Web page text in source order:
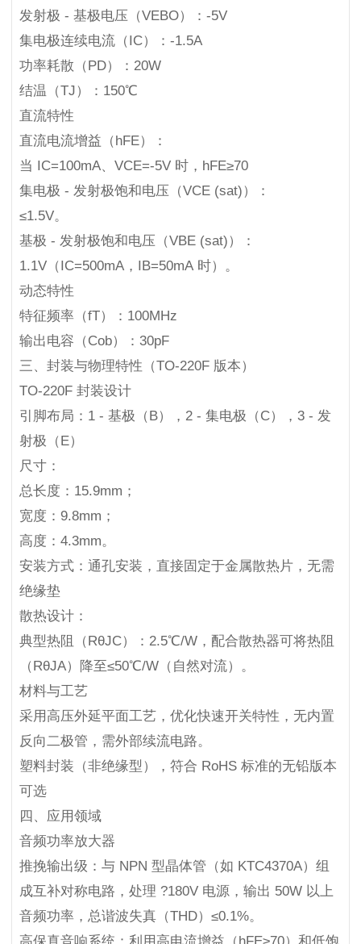
发射极 - 基极电压（VEBO）：-5V
集电极连续电流（IC）：-1.5A
功率耗散（PD）：20W
结温（TJ）：150℃
直流特性
直流电流增益（hFE）：
当 IC=100mA、VCE=-5V 时，hFE≥70
集电极 - 发射极饱和电压（VCE (sat)）：
≤1.5V。
基极 - 发射极饱和电压（VBE (sat)）：
1.1V（IC=500mA，IB=50mA 时）。
动态特性
特征频率（fT）：100MHz
输出电容（Cob）：30pF
三、封装与物理特性（TO-220F 版本）
TO-220F 封装设计
引脚布局：1 - 基极（B），2 - 集电极（C），3 - 发
射极（E）
尺寸：
总长度：15.9mm；
宽度：9.8mm；
高度：4.3mm。
安装方式：通孔安装，直接固定于金属散热片，无需
绝缘垫
散热设计：
典型热阻（RθJC）：2.5℃/W，配合散热器可将热阻
（RθJA）降至≤50℃/W（自然对流）。
材料与工艺
采用高压外延平面工艺，优化快速开关特性，无内置
反向二极管，需外部续流电路。
塑料封装（非绝缘型），符合 RoHS 标准的无铅版本
可选
四、应用领域
音频功率放大器
推挽输出级：与 NPN 型晶体管（如 KTC4370A）组
成互补对称电路，处理 ?180V 电源，输出 50W 以上
音频功率，总谐波失真（THD）≤0.1%。